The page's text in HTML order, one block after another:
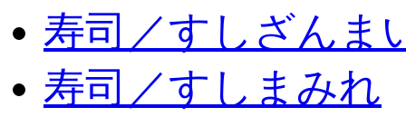
寿司／すしざんま
寿司／すしまみれ